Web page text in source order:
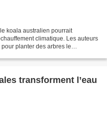
koala australien pourrait
climatique. Les auteurs
planter des arbres le
transforment l’eau